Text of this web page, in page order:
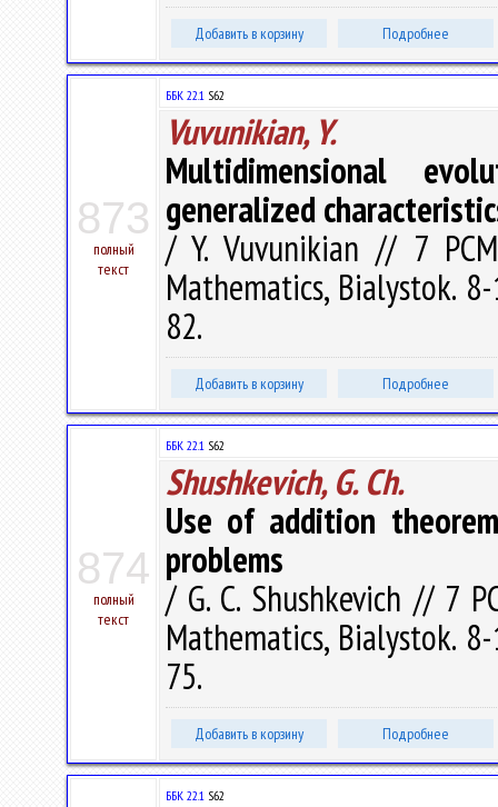
Добавить в корзину Подробнее
873
полный
текст
ББК 22.1 S62
Vuvunikian, Y.
Multidimensional
generalized
/ Y. Vuvunikian // 7
Mathematics, Bialystok.
82.
Добавить в корзину Подробнее
874
полный
текст
ББК 22.1 S62
Shushkevich, G. Ch.
Use of addition
problems
/ G. C. Shushkevich // 7
Mathematics, Bialystok.
75.
Добавить в корзину Подробнее
ББК 22.1 S62